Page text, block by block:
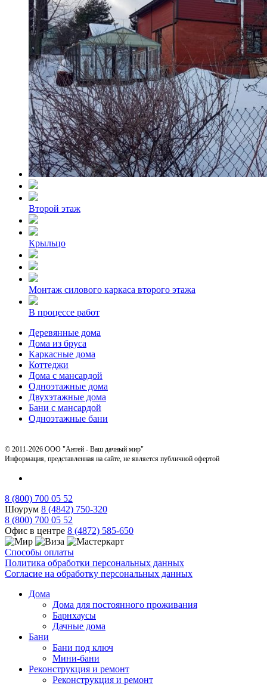
Второй этаж
Крыльцо
Монтаж силового каркаса второго этажа
В процессе работ
Деревянные дома
Дома из бруса
Каркасные дома
Коттеджи
Дома с мансардой
Одноэтажные дома
Двухэтажные дома
Бани с мансардой
Одноэтажные бани
© 2011-2026 ООО "Антей - Ваш дачный мир"
Информация, представленная на сайте, не является публичной офертой
8 (800) 700 05 52
Шоурум 8 (4842) 750-320
8 (800) 700 05 52
Офис в центре 8 (4872) 585-650
Способы оплаты
Политика обработки персональных данных
Согласие на обработку персональных данных
Дома
Дома для постоянного проживания
Барнхаусы
Дачные дома
Бани
Бани под ключ
Мини-бани
Реконструкция и ремонт
Реконструкция и ремонт